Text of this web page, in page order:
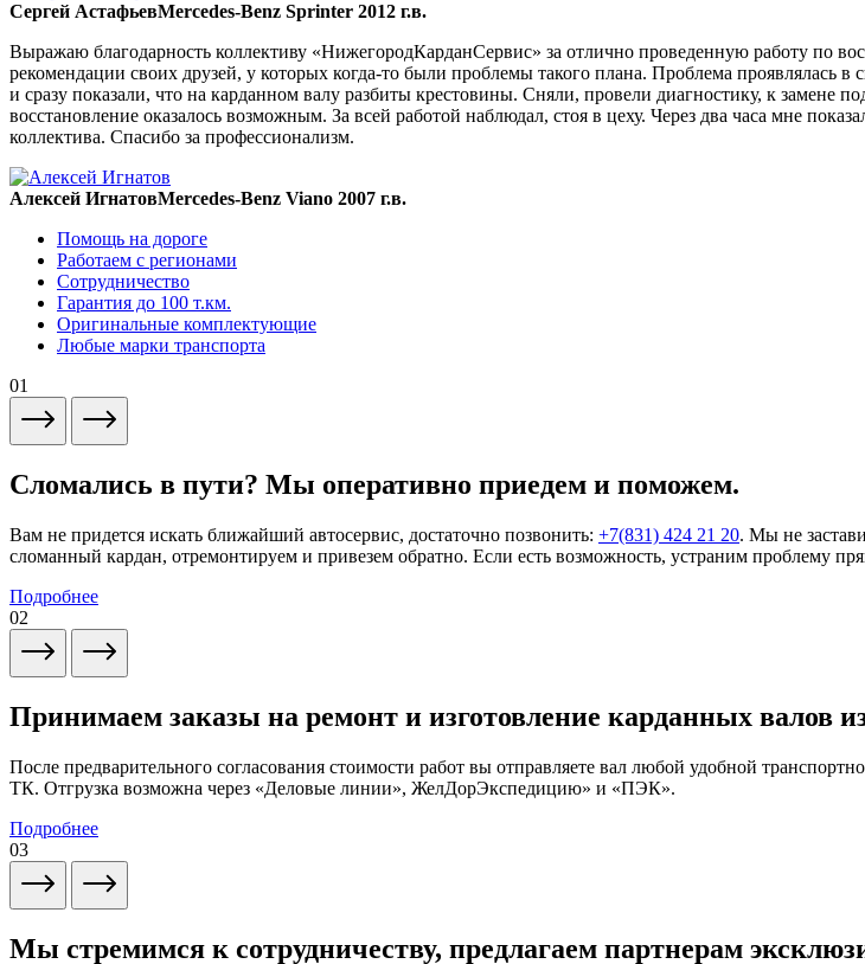
Сергей АстафьевMercedes-Benz Sprinter 2012 г.в.
Выражаю благодарность коллективу «НижегородКарданСервис» за отлично проведенную работу по
рекомендации своих друзей, у которых когда-то были проблемы такого плана. Проблема проявлялась
и сразу показали, что на карданном валу разбиты крестовины. Сняли, провели диагностику, к замене
восстановление оказалось возможным. За всей работой наблюдал, стоя в цеху. Через два часа мне
коллектива. Спасибо за профессионализм.
Алексей ИгнатовMercedes-Benz Viano 2007 г.в.
Помощь на дороге
Работаем с регионами
Сотрудничество
Гарантия до 100 т.км.
Оригинальные комплектующие
Любые марки транспорта
01
Сломались в пути? Мы оперативно приедем и поможем.
Вам не придется искать ближайший автосервис, достаточно позвонить: +7(831) 424 21 20. Мы не
сломанный кардан, отремонтируем и привезем обратно. Если есть возможность, устраним проблему
Подробнее
02
Принимаем заказы на ремонт и изготовление карданных валов
После предварительного согласования стоимости работ вы отправляете вал любой удобной
ТК. Отгрузка возможна через «Деловые линии», ЖелДорЭкспедицию» и «ПЭК».
Подробнее
03
Мы стремимся к сотрудничеству, предлагаем партнерам